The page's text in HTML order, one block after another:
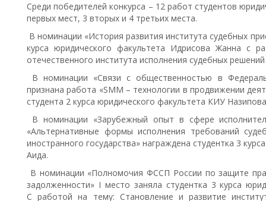
Среди победителей конкурса – 12 работ студентов
первых мест, 3 вторых и 4 третьих места.
В номинации «История развития института судебных
курса юридического факультета Идрисова Жанна с
отечественного института исполнения судебных
В номинации «Связи с общественностью в
признана работа «SMM – технологии в продвижении
студента 2 курса юридического факультета КИУ
В номинации «Зарубежный опыт в сфере
«Альтернативные формы исполнения требований
иностранного государства» награждена студентка 3
Аида.
В номинации «Полномочия ФССП России по защите
задолженности» I место заняла студентка 3 курса
С работой на тему: Становление и развитие